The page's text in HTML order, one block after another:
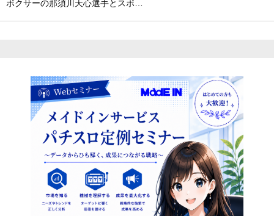
ボクサーの那須川天心選手とスポ…